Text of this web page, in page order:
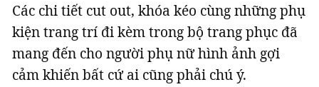
Các chi tiết cut out, khóa kéo cùng những phụ
kiện trang trí đi kèm trong bộ trang phục đã
mang đến cho người phụ nữ hình ảnh gợi
cảm khiến bất cứ ai cũng phải chú ý.